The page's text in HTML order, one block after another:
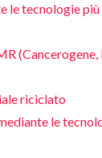
le tecnologie più
riciclato
le